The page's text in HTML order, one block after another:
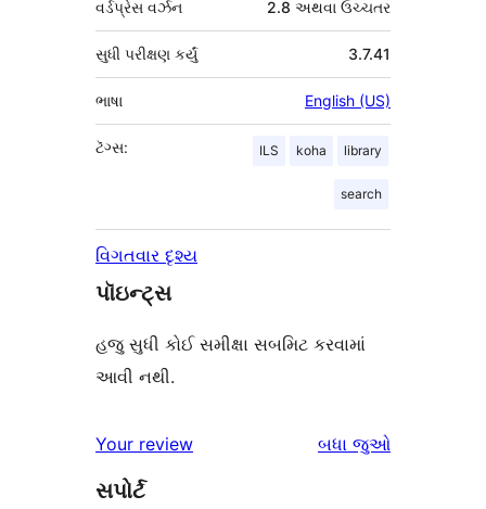
વર્ડપ્રેસ વર્ઝન 2.8 અથવા ઉચ્ચતર
3.7.41
સુધી પરીક્ષણ કર્યું
ભાષા English (US)
ટૅગ્સ: ILS koha library
search
વિગતવાર દૃશ્ય
પૉઇન્ટ્સ
હજુ સુધી કોઈ સમીક્ષા સબમિટ કરવામાં
આવી નથી.
Your review બધા સમીક્ષાઓ
જુઓ
સપોર્ટ